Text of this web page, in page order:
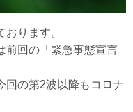
ります。
前回の「緊急事態宣言
回の第2波以降もコロナ